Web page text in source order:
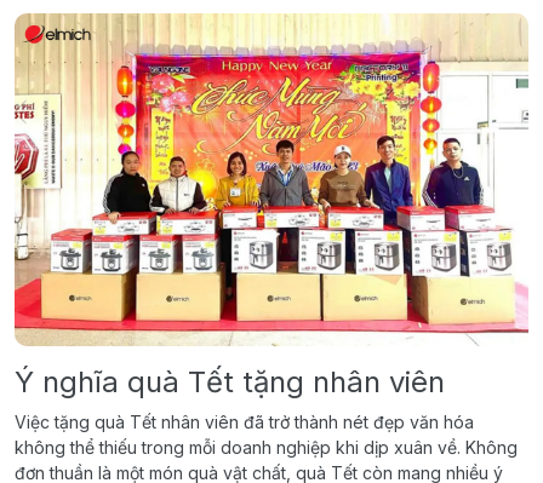
Ý nghĩa quà Tết tặng nhân viên
Việc tặng quà Tết nhân viên đã trở thành nét đẹp văn hóa
không thể thiếu trong mỗi doanh nghiệp khi dịp xuân về. Không
đơn thuần là một món quà vật chất, quà Tết còn mang nhiều ý